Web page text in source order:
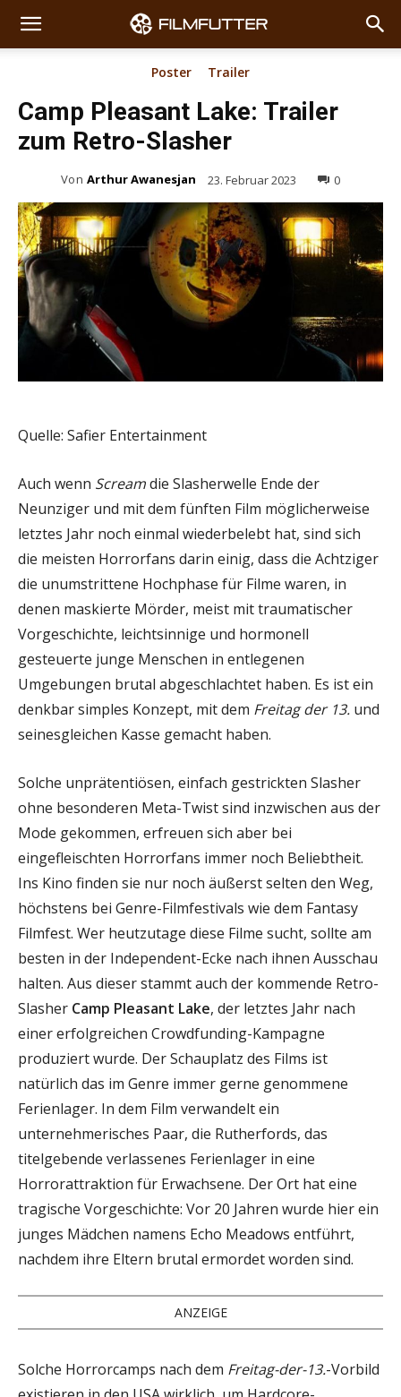
Poster Trailer
Camp Pleasant Lake: Trailer
zum Retro-Slasher
Von Arthur Awanesjan 23. Februar 2023 0
Quelle: Safier Entertainment
Auch wenn Screamdie Slasherwelle Ende der
Neunziger und mit dem fünften Film möglicherweise
letztes Jahr noch einmal wiederbelebt hat, sind sich
die meisten Horrorfans darin einig, dass die Achtziger
die unumstrittene Hochphase für Filme waren, in
denen maskierte Mörder, meist mit traumatischer
Vorgeschichte, leichtsinnige und hormonell
gesteuerte junge Menschen in entlegenen
Umgebungen brutal abgeschlachtet haben. Es ist ein
denkbar simples Konzept, mit dem Freitag der 13. und
seinesgleichen Kasse gemacht haben.
Solche unprätentiösen, einfach gestrickten Slasher
ohne besonderen Meta-Twist sind inzwischen aus der
Mode gekommen, erfreuen sich aber bei
eingefleischten Horrorfans immer noch Beliebtheit.
Ins Kino finden sie nur noch äußerst selten den Weg,
höchstens bei Genre-Filmfestivals wie dem Fantasy
Filmfest. Wer heutzutage diese Filme sucht, sollte am
besten in der Independent-Ecke nach ihnen Ausschau
halten. Aus dieser stammt auch der kommende Retro-
Slasher Camp Pleasant Lake, der letztes Jahr nach
einer erfolgreichen Crowdfunding-Kampagne
produziert wurde. Der Schauplatz des Films ist
natürlich das im Genre immer gerne genommene
Ferienlager. In dem Film verwandelt ein
unternehmerisches Paar, die Rutherfords, das
titelgebende verlassenes Ferienlager in eine
Horrorattraktion für Erwachsene. Der Ort hat eine
tragische Vorgeschichte: Vor 20 Jahren wurde hier ein
junges Mädchen namens Echo Meadows entführt,
nachdem ihre Eltern brutal ermordet worden sind.
ANZEIGE
Solche Horrorcamps nach dem Freitag-der-13.-Vorbild